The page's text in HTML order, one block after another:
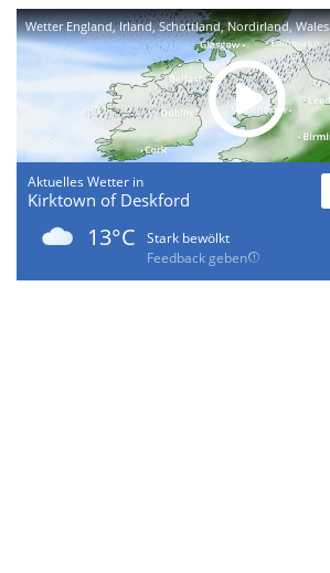
Wetter England, Irland, Schottland, Nordirland, Wales
Aktuelles Wetter in
Kirktown of Deskford
13°C
Stark bewölkt
Feedback geben